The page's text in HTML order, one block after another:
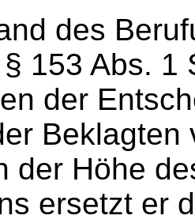
des
153 Abs.
der
Beklagten
der Höhe
ersetzt er